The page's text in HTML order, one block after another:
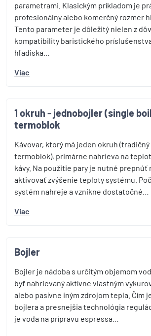
parametrami. Klasickým príkladom je
profesionálny alebo komerčný rozmer
Tento parameter je dôležitý nielen z
kompatibility baristického
hľadiska…
Viac
1 okruh - jednobojler (single
termoblok
Kávovar, ktorý má jeden okruh
termoblok), primárne nahrieva na
kávy. Na použitie pary je nutné prepnúť
aktivovať zvýšenie teploty systému.
systém nahreje a vznikne dostatočné…
Viac
Bojler
Bojler je nádoba s určitým objemom
byť nahrievaný aktívne vlastným
alebo pasívne iným zdrojom tepla. Čím
bojlera a presnejšia technológia
je voda na prípravu espressa…